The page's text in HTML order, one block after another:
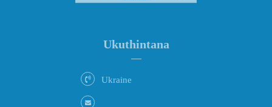
Ukuthintana
Ukraine